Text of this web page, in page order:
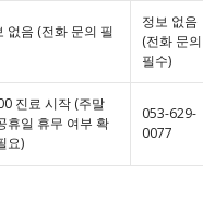
없음 (전화 문의 필
정보 없음
(전화 문의
필수)
진료 시작 (주말
휴일 휴무 여부 확
요)
053-629-
0077